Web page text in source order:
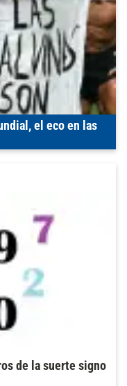
el eco en las
de la suerte signo